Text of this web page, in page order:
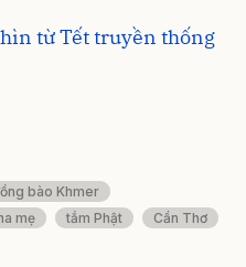
từ Tết truyền thống
bào Khmer
mẹ tắm Phật Cần Thơ